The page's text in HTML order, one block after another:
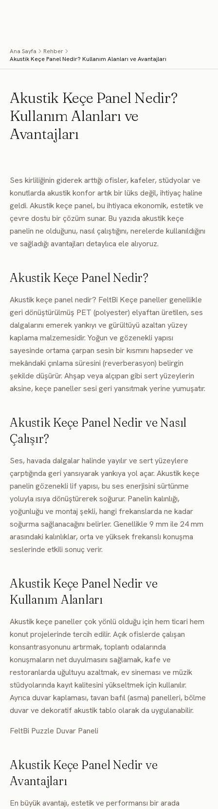
Ana Sayfa
Rehber
Akustik Keçe Panel Nedir? Kullanım Alanları ve Avantajları
Akustik Keçe Panel Nedir?
Kullanım Alanları ve
Avantajları
Ses kirliliğinin giderek arttığı ofisler, kafeler, stüdyolar ve
konutlarda akustik konfor artık bir lüks değil, ihtiyaç haline
geldi. Akustik keçe panel, bu ihtiyaca ekonomik, estetik ve
çevre dostu bir çözüm sunar. Bu yazıda akustik keçe
panelin ne olduğunu, nasıl çalıştığını, nerelerde kullanıldığını
ve sağladığı avantajları detaylıca ele alıyoruz.
Akustik Keçe Panel Nedir?
Akustik keçe panel nedir? FeltBi Keçe paneller genellikle
geri dönüştürülmüş PET (polyester) elyaftan üretilen, ses
dalgalarını emerek yankıyı ve gürültüyü azaltan yüzey
kaplama malzemesidir. Yoğun ve gözenekli yapısı
sayesinde ortama çarpan sesin bir kısmını hapseder ve
mekândaki çınlama süresini (reverberasyon) belirgin
şekilde düşürür. Ahşap veya alçıpan gibi sert yüzeylerin
aksine, keçe paneller sesi geri yansıtmak yerine yumuşatır.
Akustik Keçe Panel Nedir ve Nasıl
Çalışır?
Ses, havada dalgalar halinde yayılır ve sert yüzeylere
çarptığında geri yansıyarak yankıya yol açar. Akustik keçe
panelin gözenekli lif yapısı, bu ses enerjisini sürtünme
yoluyla ısıya dönüştürerek soğurur. Panelin kalınlığı,
yoğunluğu ve montaj şekli, hangi frekanslarda ne kadar
soğurma sağlanacağını belirler. Genellikle 9 mm ile 24 mm
arasındaki kalınlıklar, orta ve yüksek frekanslı konuşma
seslerinde etkili sonuç verir.
Akustik Keçe Panel Nedir ve
Kullanım Alanları
Akustik keçe paneller çok yönlü olduğu için hem ticari hem
konut projelerinde tercih edilir. Açık ofislerde çalışan
konsantrasyonunu artırmak, toplantı odalarında
konuşmaların net duyulmasını sağlamak, kafe ve
restoranlarda uğultuyu azaltmak, ev sineması ve müzik
stüdyolarında kayıt kalitesini yükseltmek için kullanılır.
Ayrıca duvar kaplaması, tavan bafıl (asma) panelleri, bölme
duvar ve dekoratif akustik tablo olarak da uygulanabilir.
FeltBi Puzzle Duvar Paneli
Akustik Keçe Panel Nedir ve
Avantajları
En büyük avantajı, estetik ve performansı bir arada